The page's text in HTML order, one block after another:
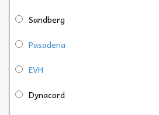
Sandberg
Pasadena
EVH
Dynacord